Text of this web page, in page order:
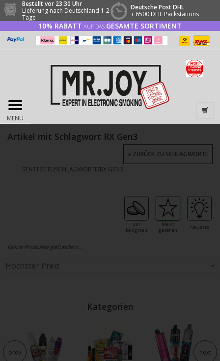
Bestellt vor 23:30 Uhr
Lieferung nach Deutschland 1-2
Tage
Deutsche Post DHL
+ 6500 DHL Packstations
10% RABATT AUF DAS GESAMTE SORTIMENT
MENU
Artikel mit Schlagwort RX Gen3
STARTSEITE/SCHLAGWORTE/RX GEN3
ZURÜCK ZU SCHLAGWORTE
am
billigsten
Meist
gesehen
Neueste
Keine Produkte gefunden!...
Kategorien
prev next